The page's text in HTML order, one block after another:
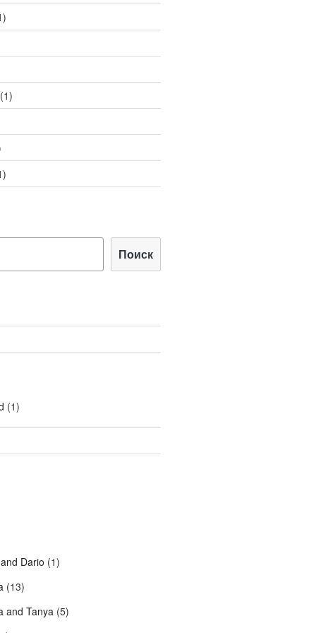
Поиск
(1)
Dario (1)
(13)
and Tanya(5)